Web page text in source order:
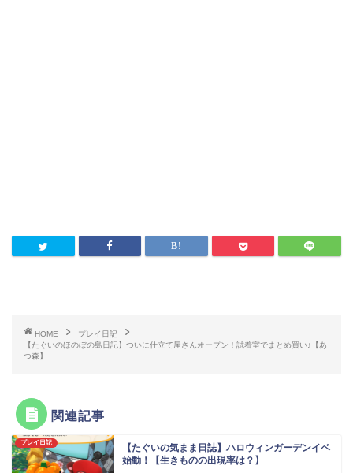
HOME
プレイ日記
【たぐいのほのぼの島日記】ついに仕立て屋さんオープン！試着室でまとめ買い♪【あ
つ森】
関連記事
プレイ日記
【たぐいの気まま日誌】ハロウィンガーデンイベ
始動！【生きものの出現率は？】